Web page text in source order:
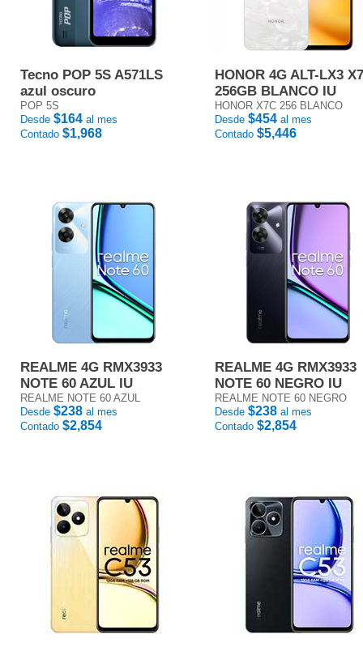
Tecno POP 5S A571LS
azul oscuro
POP 5S
Desde $164 al mes
Contado $1,968
HONOR 4G ALT-LX3
256GB BLANCO IU
HONOR X7C 256 BLANCO
Desde $454 al mes
Contado $5,446
REALME 4G RMX3933
NOTE 60 AZUL IU
REALME NOTE 60 AZUL
Desde $238 al mes
Contado $2,854
REALME 4G RMX3933
NOTE 60 NEGRO IU
REALME NOTE 60 NEGRO
Desde $238 al mes
Contado $2,854